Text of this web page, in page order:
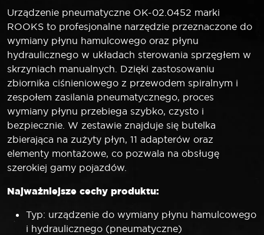
Urządzenie pneumatyczne OK-02.0452 marki
ROOKS to profesjonalne narzędzie przeznaczone do
wymiany płynu hamulcowego oraz płynu
hydraulicznego w układach sterowania sprzęgłem w
skrzyniach manualnych. Dzięki zastosowaniu
zbiornika ciśnieniowego z przewodem spiralnym i
zespołem zasilania pneumatycznego, proces
wymiany płynu przebiega szybko, czysto i
bezpiecznie. W zestawie znajduje się butelka
zbierająca na zużyty płyn, 11 adapterów oraz
elementy montażowe, co pozwala na obsługę
szerokiej gamy pojazdów.
Najważniejsze cechy produktu:
Typ: urządzenie do wymiany płynu hamulcowego
i hydraulicznego (pneumatyczne)